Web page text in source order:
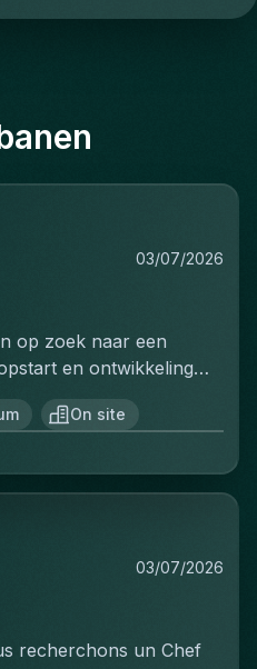
03/07/2026
op zoek naar een
en ontwikkeling
voor
Je bent
uitrol van dit
opstartfase tot het
verkoop verder
kwaliteit en
On site
03/07/2026
recherchons un Chef